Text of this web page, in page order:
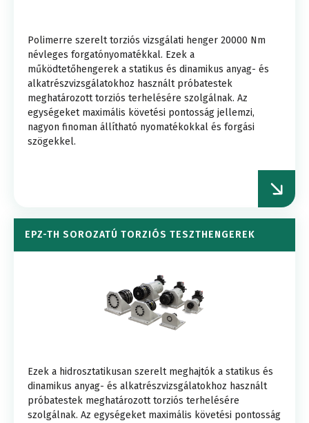
Polimerre szerelt torziós vizsgálati henger 20000 Nm
névleges forgatónyomatékkal. Ezek a
működtetőhengerek a statikus és dinamikus anyag- és
alkatrészvizsgálatokhoz használt próbatestek
meghatározott torziós terhelésére szolgálnak. Az
egységeket maximális követési pontosság jellemzi,
nagyon finoman állítható nyomatékokkal és forgási
szögekkel.
EPZ-TH SOROZATÚ TORZIÓS TESZTHENGEREK
Ezek a hidrosztatikusan szerelt meghajtók a statikus és
dinamikus anyag- és alkatrészvizsgálatokhoz használt
próbatestek meghatározott torziós terhelésére
szolgálnak. Az egységeket maximális követési pontosság